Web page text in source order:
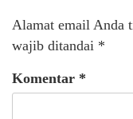
Alamat email Anda
wajib ditandai *
Komentar *